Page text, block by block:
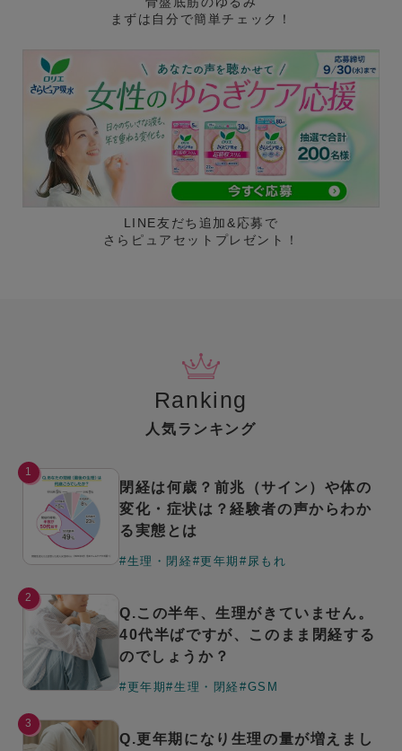
まずは自分で簡単チェック！
LINE友だち追加&応募で
さらピュアセットプレゼント！
Ranking
人気ランキング
1
閉経は何歳？前兆（サイン）や体の
変化・症状は？経験者の声からわか
る実態とは
#生理・閉経 #更年期#尿もれ
2
Q.この半年、生理がきていません。
40代半ばですが、このまま閉経する
のでしょうか？
#更年期#生理・閉経#GSM
3
Q.更年期になり生理の量が増えまし